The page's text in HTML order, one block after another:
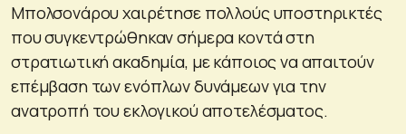
Μπολσονάρου χαιρέτησε πολλούς υποστηρικτές
που συγκεντρώθηκαν σήμερα κοντά στη
στρατιωτική ακαδημία, με κάποιος να απαιτούν
επέμβαση των ενόπλων δυνάμεων για την
ανατροπή του εκλογικού αποτελέσματος.